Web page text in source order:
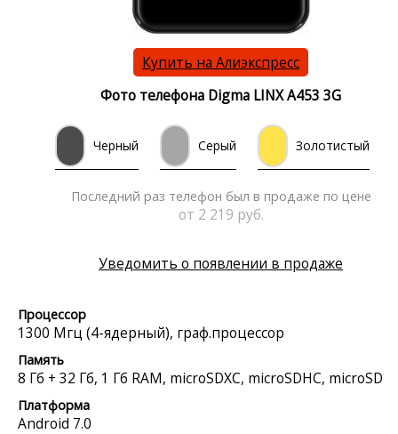
Купить на Алиэкспресс
Фото телефона Digma LINX A453 3G
Черный Серый Золотистый
Последний раз телефон был в продаже по цене
от 2 219 руб.
Уведомить о появлении в продаже
Процессор
1300 Мгц (4-ядерный), граф.процессор
Память
8 Гб + 32 Гб, 1 Гб RAM, microSDXC, microSDHC, microSD
Платформа
Android 7.0